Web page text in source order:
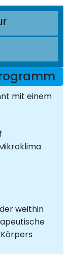
mit einem
weithin